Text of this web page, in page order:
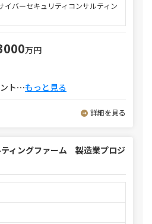
イバーセキュリティコンサルティン
万円
ト⋯もっと見る
詳細を見る
ィングファーム 製造業プロジ